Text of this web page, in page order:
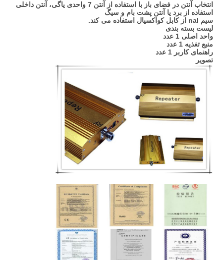
انتخاب آنتن در فضای باز با استفاده از آنتن 7 واحدی یاگی، آنتن داخلی
استفاده از برد یا آنتن پشت بام و سیگ
سیم nal از کابل کواکسیال استفاده می کند.
لیست بسته بندی
واحد اصلی 1 عدد
منبع تغذیه 1 عدد
راهنمای کاربر 1 عدد
تصویر